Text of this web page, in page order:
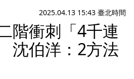
2025.04.13 15:43 臺北時間
階衝刺「4千連
沈伯洋：2方法